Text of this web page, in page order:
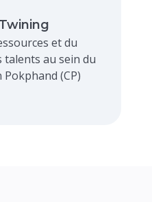
et du
talents au sein du
(CP)